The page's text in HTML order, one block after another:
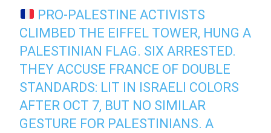
PRO-PALESTINE ACTIVISTS
CLIMBED THE EIFFEL TOWER, HUNG A
PALESTINIAN FLAG. SIX ARRESTED.
THEY ACCUSE FRANCE OF DOUBLE
STANDARDS: LIT IN ISRAELI COLORS
AFTER OCT 7, BUT NO SIMILAR
GESTURE FOR PALESTINIANS. A